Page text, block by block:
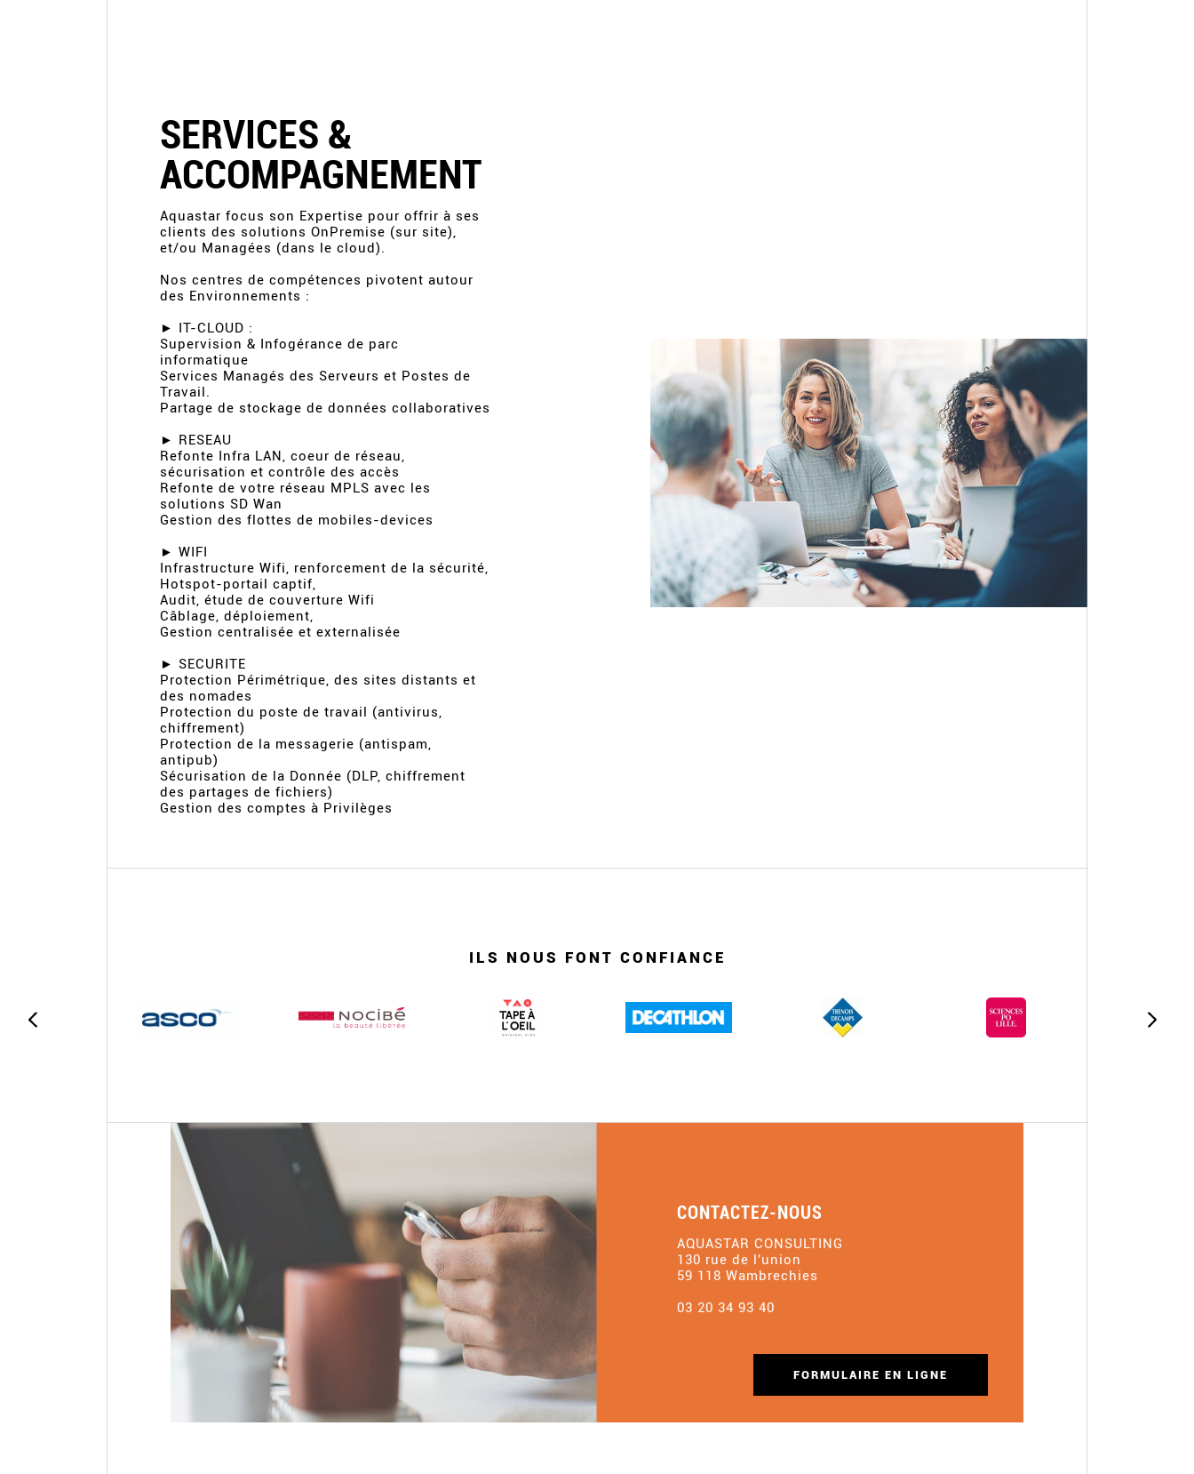
SERVICES &
ACCOMPAGNEMENT
Aquastar focus son Expertise pour offrir à ses
clients des solutions OnPremise (sur site),
et/ou Managées (dans le cloud).
Nos centres de compétences pivotent autour
des Environnements :
► IT-CLOUD :
Supervision & Infogérance de parc
informatique
Services Managés des Serveurs et Postes de
Travail.
Partage de stockage de données collaboratives
► RESEAU
Refonte Infra LAN, coeur de réseau,
sécurisation et contrôle des accès
Refonte de votre réseau MPLS avec les
solutions SD Wan
Gestion des flottes de mobiles-devices
► WIFI
Infrastructure Wifi, renforcement de la sécurité,
Hotspot-portail captif,
Audit, étude de couverture Wifi
Câblage, déploiement,
Gestion centralisée et externalisée
► SECURITE
Protection Périmétrique, des sites distants et
des nomades
Protection du poste de travail (antivirus,
chiffrement)
Protection de la messagerie (antispam,
antipub)
Sécurisation de la Donnée (DLP, chiffrement
des partages de fichiers)
Gestion des comptes à Privilèges
ILS NOUS FONT CONFIANCE
CONTACTEZ-NOUS
AQUASTAR CONSULTING
130 rue de l'union
59 118 Wambrechies
03 20 34 93 40
FORMULAIRE EN LIGNE